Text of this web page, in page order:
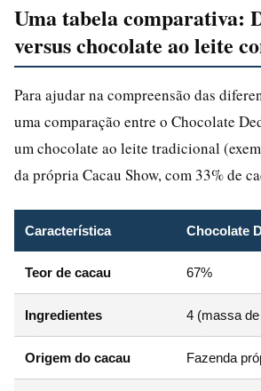
Uma tabela comparativa:
versus chocolate ao leite
Para ajudar na compreensão das
uma comparação entre o Chocolate
um chocolate ao leite tradicional
da própria Cacau Show, com 33% de
Característica Chocolate
Teor de cacau 67%
Ingredientes 4 (massa
Origem do cacau Fazenda